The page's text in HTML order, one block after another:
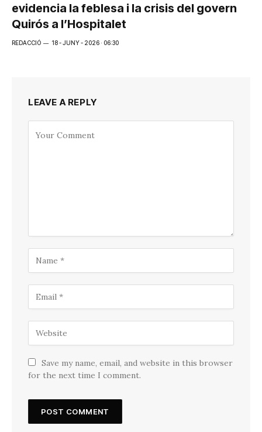
evidencia la feblesa i la crisis del govern
Quirós a l’Hospitalet
REDACCIÓ 18 - JUNY - 2026 · 06:30
LEAVE A REPLY
Save my name, email, and website in this browser
for the next time I comment.